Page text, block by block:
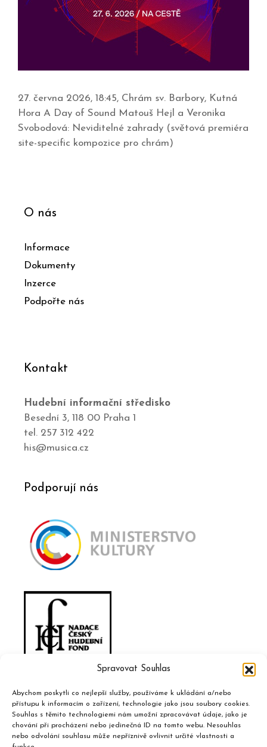
Spravovat Souhlas
Abychom poskytli co nejlepší služby, používáme k ukládání a/nebo
přístupu k informacím o zařízení, technologie jako jsou soubory cookies.
Souhlas s těmito technologiemi nám umožní zpracovávat údaje, jako je
chování při procházení nebo jedinečná ID na tomto webu. Nesouhlas
nebo odvolání souhlasu může nepříznivě ovlivnit určité vlastnosti a
27. června 2026, 18:45, Chrám sv. Barbory, Kutná
Hora A Day of Sound Matouš Hejl a Veronika
Svobodová: Neviditelné zahrady (světová premiéra
site-specific kompozice pro chrám)
O nás
Informace
Dokumenty
Inzerce
Podpořte nás
Kontakt
Hudební informační středisko
Besední 3, 118 00 Praha 1
tel. 257 312 422
his@musica.cz
Podporují nás